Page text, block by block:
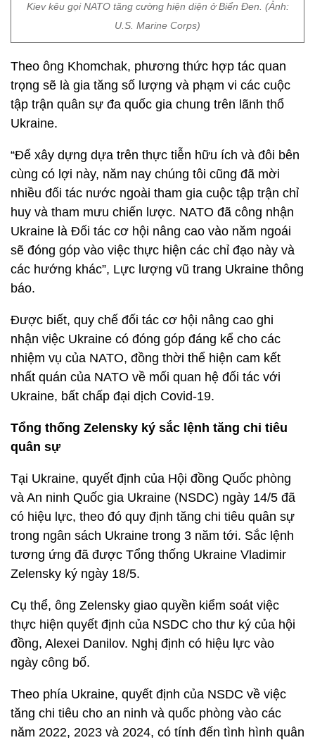
Kiev kêu gọi NATO tăng cường hiện diện ở Biển Đen. (Ảnh:
U.S. Marine Corps)
Theo ông Khomchak, phương thức hợp tác quan
trọng sẽ là gia tăng số lượng và phạm vi các cuộc
tập trận quân sự đa quốc gia chung trên lãnh thổ
Ukraine.
“Để xây dựng dựa trên thực tiễn hữu ích và đôi bên
cùng có lợi này, năm nay chúng tôi cũng đã mời
nhiều đối tác nước ngoài tham gia cuộc tập trận chỉ
huy và tham mưu chiến lược. NATO đã công nhận
Ukraine là Đối tác cơ hội nâng cao vào năm ngoái
sẽ đóng góp vào việc thực hiện các chỉ đạo này và
các hướng khác”, Lực lượng vũ trang Ukraine thông
báo.
Được biết, quy chế đối tác cơ hội nâng cao ghi
nhận việc Ukraine có đóng góp đáng kể cho các
nhiệm vụ của NATO, đồng thời thể hiện cam kết
nhất quán của NATO về mối quan hệ đối tác với
Ukraine, bất chấp đại dịch Covid-19.
Tổng thống Zelensky ký sắc lệnh tăng chi tiêu
quân sự
Tại Ukraine, quyết định của Hội đồng Quốc phòng
và An ninh Quốc gia Ukraine (NSDC) ngày 14/5 đã
có hiệu lực, theo đó quy định tăng chi tiêu quân sự
trong ngân sách Ukraine trong 3 năm tới. Sắc lệnh
tương ứng đã được Tổng thống Ukraine Vladimir
Zelensky ký ngày 18/5.
Cụ thể, ông Zelensky giao quyền kiểm soát việc
thực hiện quyết định của NSDC cho thư ký của hội
đồng, Alexei Danilov. Nghị định có hiệu lực vào
ngày công bố.
Theo phía Ukraine, quyết định của NSDC về việc
tăng chi tiêu cho an ninh và quốc phòng vào các
năm 2022, 2023 và 2024, có tính đến tình hình quân